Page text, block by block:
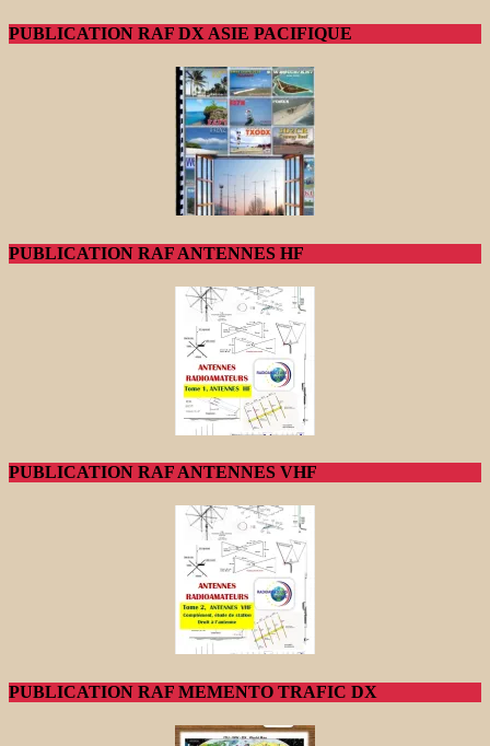
PUBLICATION RAF DX ASIE PACIFIQUE
PUBLICATION RAF ANTENNES HF
PUBLICATION RAF ANTENNES VHF
PUBLICATION RAF MEMENTO TRAFIC DX